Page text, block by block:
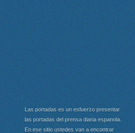
Las portadas es un esfuerzo presentar
las portadas del prensa diaria espanola.
En ese sitio ustedes van a encontrar